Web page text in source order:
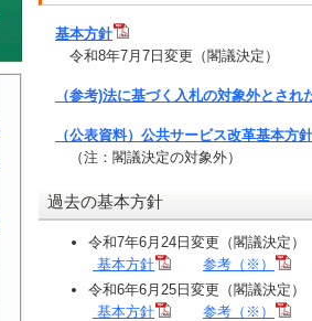
基本方針
令和8年7月7日変更（閣議決定）
（参考)法に基づく入札の対象外とされ
（公表資料）公共サービス改革基本方
（注：閣議決定の対象外）
過去の基本方針
令和7年6月24日変更（閣議決定）
基本方針
参考（※）
令和6年6月25日変更（閣議決定）
基本方針
参考（※）